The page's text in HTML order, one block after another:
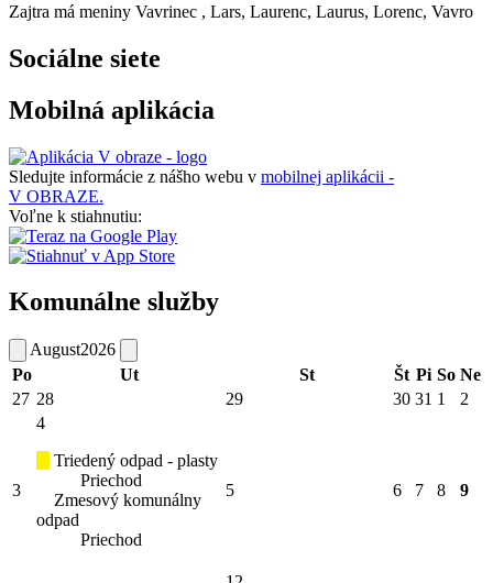
Zajtra má meniny Vavrinec , Lars, Laurenc, Laurus, Lorenc, Vavro
Sociálne siete
Mobilná aplikácia
Sledujte informácie z nášho webu v mobilnej aplikácii -
V OBRAZE.
Voľne k stiahnutiu:
Komunálne služby
August2026
Po
Ut St Št Pi So Ne
27 28 29 30 31 1 2
3
4
Triedený odpad - plasty
Priechod
Zmesový komunálny
odpad
Priechod
5 6 7 8 9